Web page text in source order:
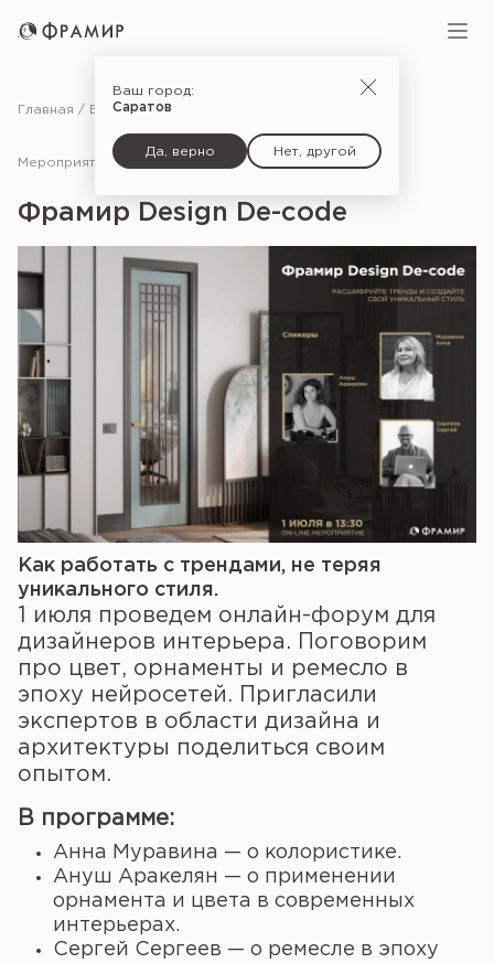
Ваш город:
Саратов
Да, верно Нет, другой
Главная Блог Мероприятия
Мероприятия
Фрамир Design De-code
Как работать с трендами, не теряя
уникального стиля.
1 июля проведем онлайн-форум для
дизайнеров интерьера. Поговорим
про цвет, орнаменты и ремесло в
эпоху нейросетей. Пригласили
экспертов в области дизайна и
архитектуры поделиться своим
опытом.
В программе:
Анна Муравина — о колористике.
Ануш Аракелян — о применении
орнамента и цвета в современных
интерьерах.
Сергей Сергеев — о ремесле в эпоху